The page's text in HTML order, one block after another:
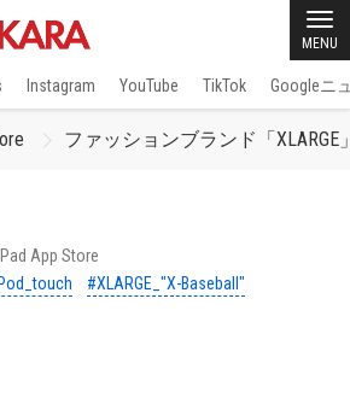
MENU
Instagram YouTube TikTok Googleニ
ファッションブランド「XLARGE
App Store
#XLARGE_"X-Baseball"